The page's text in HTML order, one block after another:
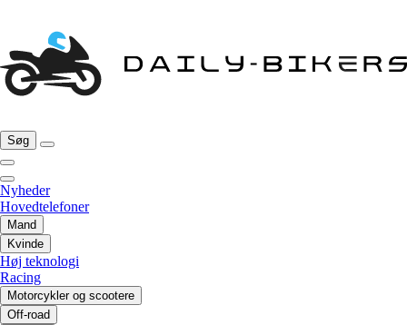
Søg
Nyheder
Hovedtelefoner
Mand
Kvinde
Høj teknologi
Racing
Motorcykler og scootere
Off-road